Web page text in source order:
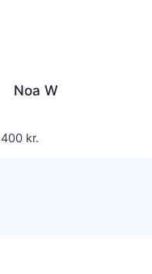
Noa W
400 kr.